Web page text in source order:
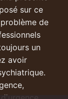
sur ce
de
un
avoir